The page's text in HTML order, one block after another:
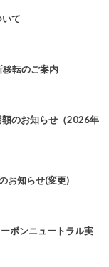
て
移転のご案内
のお知らせ（2026年
お知らせ(変更)
ボンニュートラル実